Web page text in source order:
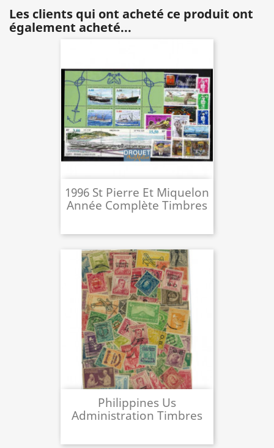
Les clients qui ont acheté ce produit ont
également acheté...
1996 St Pierre Et Miquelon
Année Complète Timbres
Neufs
Philippines Us
Administration Timbres